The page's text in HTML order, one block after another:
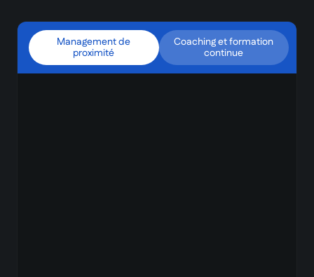
Management de
proximité
Coaching et formation
continue